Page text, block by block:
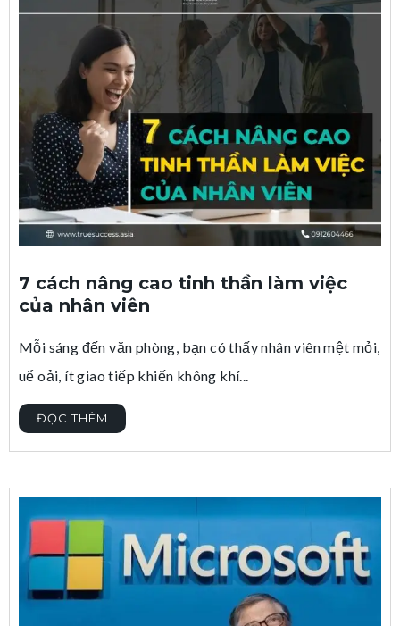
7 cách nâng cao tinh thần làm việc
của nhân viên
Mỗi sáng đến văn phòng, bạn có thấy nhân viên mệt mỏi,
uể oải, ít giao tiếp khiến không khí...
ĐỌC THÊM